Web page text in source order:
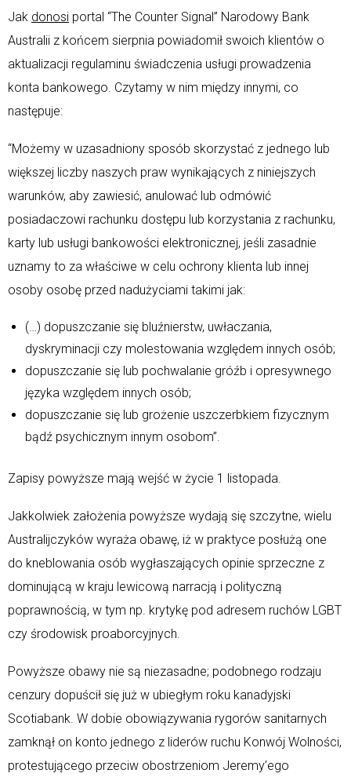
Jak donosi portal “The Counter Signal” Narodowy Bank
Australii z końcem sierpnia powiadomił swoich klientów o
aktualizacji regulaminu świadczenia usługi prowadzenia
konta bankowego. Czytamy w nim między innymi, co
następuje:
“Możemy w uzasadniony sposób skorzystać z jednego lub
większej liczby naszych praw wynikających z niniejszych
warunków, aby zawiesić, anulować lub odmówić
posiadaczowi rachunku dostępu lub korzystania z rachunku,
karty lub usługi bankowości elektronicznej, jeśli zasadnie
uznamy to za właściwe w celu ochrony klienta lub innej
osoby osobę przed nadużyciami takimi jak:
(…) dopuszczanie się bluźnierstw, uwłaczania,
dyskryminacji czy molestowania względem innych osób;
dopuszczanie się lub pochwalanie gróźb i opresywnego
języka względem innych osób;
dopuszczanie się lub grożenie uszczerbkiem fizycznym
bądź psychicznym innym osobom”.
Zapisy powyższe mają wejść w życie 1 listopada.
Jakkolwiek założenia powyższe wydają się szczytne, wielu
Australijczyków wyraża obawę, iż w praktyce posłużą one
do kneblowania osób wygłaszających opinie sprzeczne z
dominującą w kraju lewicową narracją i polityczną
poprawnością, w tym np. krytykę pod adresem ruchów LGBT
czy środowisk proaborcyjnych.
Powyższe obawy nie są niezasadne; podobnego rodzaju
cenzury dopuścił się już w ubiegłym roku kanadyjski
Scotiabank. W dobie obowiązywania rygorów sanitarnych
zamknął on konto jednego z liderów ruchu Konwój Wolności,
protestującego przeciw obostrzeniom Jeremy’ego